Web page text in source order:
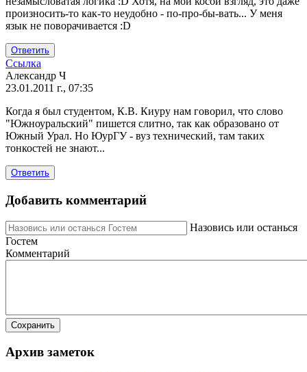
произносить-то как-то неудобно - по-про-бы-вать... У меня
язык не поворачивается :D
Ответить
Ссылка
Александр Ч
23.01.2011 г., 07:35
Когда я был студентом, К.В. Киуру нам говорил, что слово
"Южноуральский" пишется слитно, так как образовано от
Южный Урал. Но ЮурГУ - вуз технический, там таких
тонкостей не знают...
Ответить
Добавить комментарий
Назовись или останься
Гостем
Комментарий
Сохранить
Архив заметок